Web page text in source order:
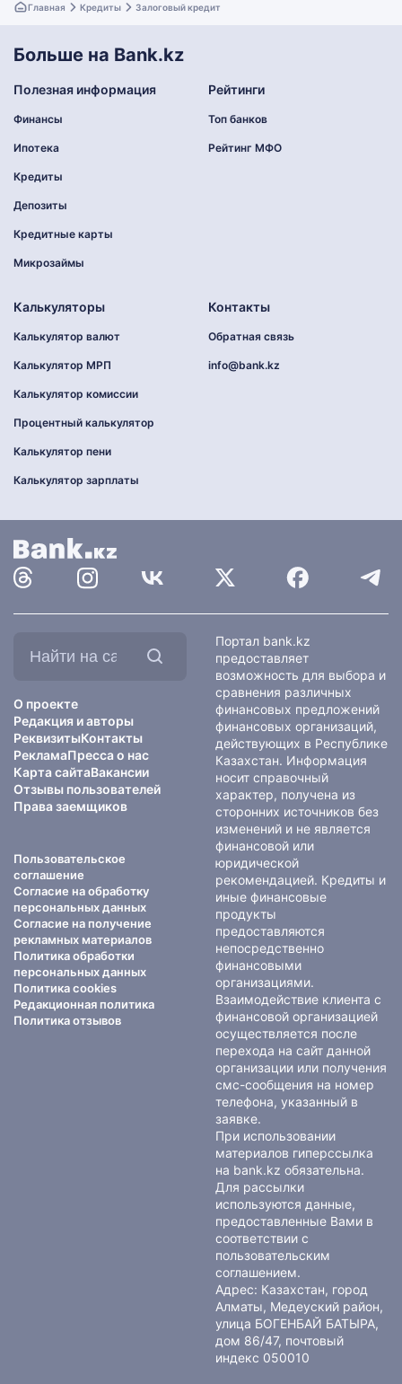
Главная Кредиты Залоговый кредит
Больше на Bank.kz
Полезная информация
Финансы
Ипотека
Кредиты
Депозиты
Кредитные карты
Микрозаймы
Рейтинги
Топ банков
Рейтинг МФО
Калькуляторы
Калькулятор валют
Калькулятор МРП
Калькулятор комиссии
Процентный калькулятор
Калькулятор пени
Калькулятор зарплаты
Контакты
Обратная связь
info@bank.kz
О проекте
Редакция и авторы
РеквизитыКонтакты
РекламаПресса о нас
Карта сайтаВакансии
Отзывы пользователей
Права заемщиков
Пользовательское
соглашение
Согласие на обработку
персональных данных
Согласие на получение
рекламных материалов
Политика обработки
персональных данных
Политика cookies
Редакционная политика
Политика отзывов
Портал bank.kz
предоставляет
возможность для выбора и
сравнения различных
финансовых предложений
финансовых организаций,
действующих в Республике
Казахстан. Информация
носит справочный
характер, получена из
сторонних источников без
изменений и не является
финансовой или
юридической
рекомендацией. Кредиты и
иные финансовые
продукты
предоставляются
непосредственно
финансовыми
организациями.
Взаимодействие клиента с
финансовой организацией
осуществляется после
перехода на сайт данной
организации или получения
смс-сообщения на номер
телефона, указанный в
заявке.
При использовании
материалов гиперссылка
на bank.kz обязательна.
Для рассылки
используются данные,
предоставленные Вами в
соответствии с
пользовательским
соглашением.
Адрес: Казахстан, город
Алматы, Медеуский район,
улица БОГЕНБАЙ БАТЫРА,
дом 86/47, почтовый
индекс 050010